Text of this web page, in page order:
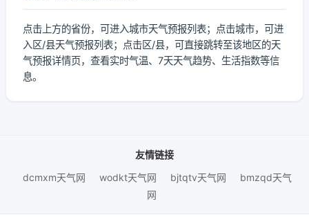
点击上方的省份，可进入城市天气预报列表；点击城市，可进
入区/县天气预报列表；点击区/县，可直接跳转至该地区的天
气预报详情页，查看实时气温、7天天气趋势、生活指数等信
息。
友情链接
dcmxm天气网
wodkt天气网 bjtqtv天气网
bmzqd天气
网